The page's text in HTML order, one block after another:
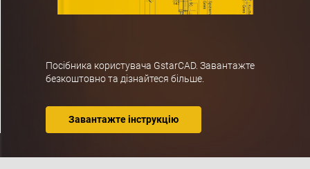
Посібника користувача GstarCAD. Завантажте
безкоштовно та дізнайтеся більше.
Завантажте інструкцію